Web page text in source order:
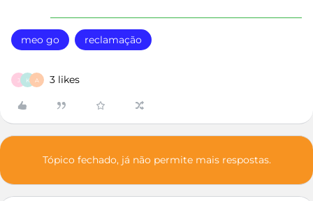
meo go reclamação
J K A 3 likes
Tópico fechado, já não permite mais respostas.